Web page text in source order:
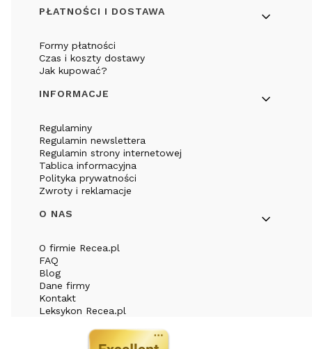
PŁATNOŚCI I DOSTAWA
Formy płatności
Czas i koszty dostawy
Jak kupować?
INFORMACJE
Regulaminy
Regulamin newslettera
Regulamin strony internetowej
Tablica informacyjna
Polityka prywatności
Zwroty i reklamacje
O NAS
O firmie Recea.pl
FAQ
Blog
Dane firmy
Kontakt
Leksykon Recea.pl